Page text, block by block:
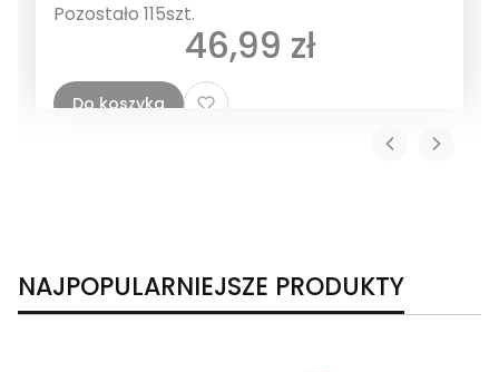
Pozostało 115szt.
Cena
46,99 zł
Do koszyka
NAJPOPULARNIEJSZE PRODUKTY